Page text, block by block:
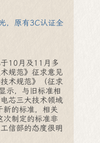
，原有3C认证全
10月及11月多
规范》征求意见
术规范》（征求
示，与旧标准相
芯三大技术领域
的标准，相关
次制定的标准非
信部的态度很明